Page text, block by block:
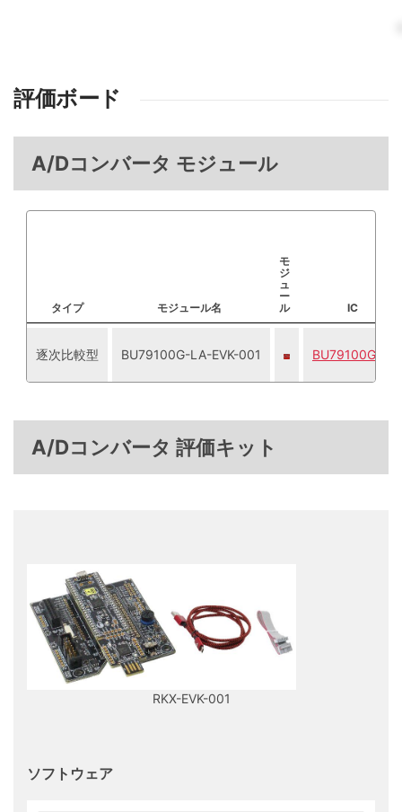
評価ボード
A/Dコンバータ モジュール
タイプ モジュール名
モ
ジ
ュ
ー
ル
IC
逐次比較型 BU79100G-LA-EVK-001 BU79100G-LA
A/Dコンバータ 評価キット
RKX-EVK-001
ソフトウェア